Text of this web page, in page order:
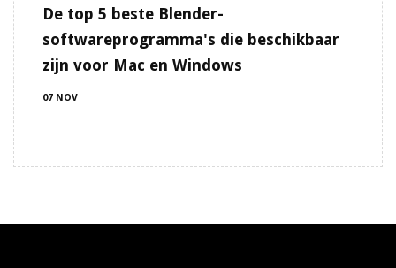
De top 5 beste Blender-
softwareprogramma's die beschikbaar
zijn voor Mac en Windows
07 NOV